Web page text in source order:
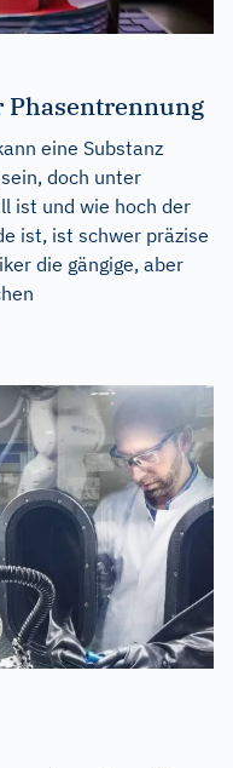
eine Substanz
doch unter
ist und wie hoch der
ist, ist schwer präzise
die gängige, aber